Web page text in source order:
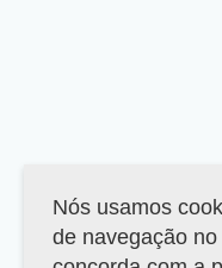
Nós usamos
de navegação